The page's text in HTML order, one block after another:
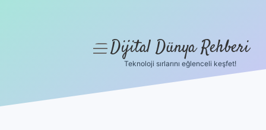
menüyüDijital Dünya Rehberi
Teknoloji sırlarını eğlenceli keşfet!